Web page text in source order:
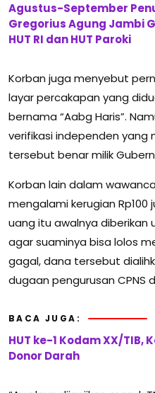
Agustus-September
Gregorius Agung Jambi
HUT RI dan HUT Paroki
Korban juga menyebut
layar percakapan yang
bernama “Aabg Haris”.
verifikasi independen
tersebut benar milik
Korban lain dalam
mengalami kerugian
uang itu awalnya diberikan
agar suaminya bisa lolos
gagal, dana tersebut
dugaan pengurusan CPNS
BACA JUGA:
HUT ke-1 Kodam XX/TIB,
Donor Darah